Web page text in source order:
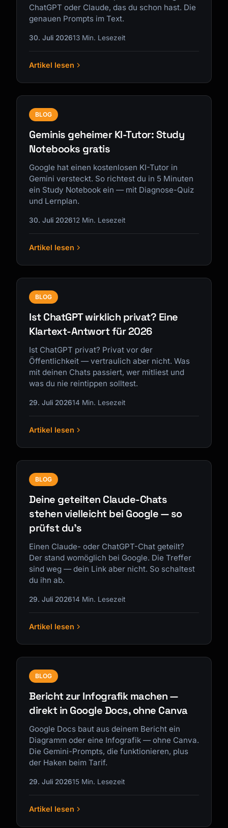
ChatGPT oder Claude, das du schon hast. Die
genauen Prompts im Text.
30. Juli 202613 Min. Lesezeit
Artikel lesen
BLOG
Geminis geheimer KI-Tutor: Study
Notebooks gratis
Google hat einen kostenlosen KI-Tutor in
Gemini versteckt. So richtest du in 5 Minuten
ein Study Notebook ein — mit Diagnose-Quiz
und Lernplan.
30. Juli 202612 Min. Lesezeit
Artikel lesen
BLOG
Ist ChatGPT wirklich privat? Eine
Klartext-Antwort für 2026
Ist ChatGPT privat? Privat vor der
Öffentlichkeit — vertraulich aber nicht. Was
mit deinen Chats passiert, wer mitliest und
was du nie reintippen solltest.
29. Juli 202614 Min. Lesezeit
Artikel lesen
BLOG
Deine geteilten Claude-Chats
stehen vielleicht bei Google — so
prüfst du's
Einen Claude- oder ChatGPT-Chat geteilt?
Der stand womöglich bei Google. Die Treffer
sind weg — dein Link aber nicht. So schaltest
du ihn ab.
29. Juli 202614 Min. Lesezeit
Artikel lesen
BLOG
Bericht zur Infografik machen —
direkt in Google Docs, ohne Canva
Google Docs baut aus deinem Bericht ein
Diagramm oder eine Infografik — ohne Canva.
Die Gemini-Prompts, die funktionieren, plus
der Haken beim Tarif.
29. Juli 202615 Min. Lesezeit
Artikel lesen